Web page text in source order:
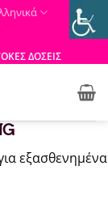
ΔΟΣΕΙΣ
εξασθενημένα